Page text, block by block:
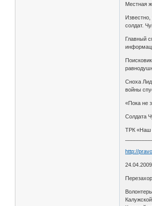
Местная
солдат.
Главный
Сноха
войны
«Пока не
Солдата
ТРК «Наш
http://
24.04.2009